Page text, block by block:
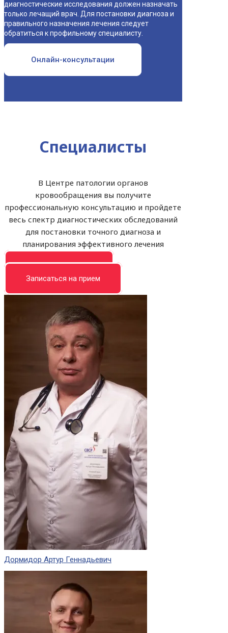
диагностические исследования должен назначать
только лечащий врач. Для постановки диагноза и
правильного назначения лечения следует
обратиться к профильному специалисту.
Онлайн-консультации
Специалисты
В Центре патологии органов
кровообращения вы получите
профессиональную консультацию и пройдете
весь спектр диагностических обследований
для постановки точного диагноза и
планирования эффективного лечения
Записать на прием
Записаться на прием
Дормидор Артур Геннадьевич